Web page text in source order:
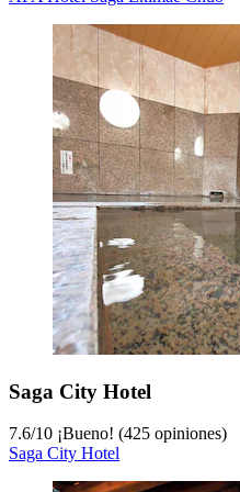
Saga City Hotel
7.6/10 ¡Bueno! (425 opiniones)
Saga City Hotel